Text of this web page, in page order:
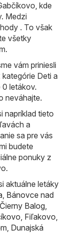
kde
Medzi
. To však
všetky
vám priniesli
Deti a
letákov.
neváhajte.
napríklad tieto
a
sa pre vás
budete
ponuky z
aktuálne letáky
, Bánovce nad
Čierny Balog,
, Fiľakovo,
, Dunajská